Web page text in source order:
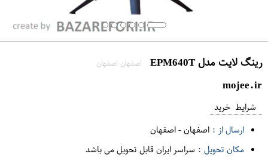
رینگ لایت مدل EPM640T اصفهان اصفهان
mojee.ir
شرایط خرید
ارسال از : اصفهان-اصفهان
مکان تحویل : سراسر ایران قابل تحویل می باشد